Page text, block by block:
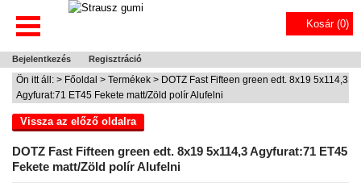
Kosár (0)
Bejelentkezés Regisztráció
Ön itt áll: > Főoldal > Termékek > DOTZ Fast Fifteen green edt. 8x19 5x114,3
Agyfurat:71 ET45 Fekete matt/Zöld polír Alufelni
Vissza az előző oldalra
DOTZ Fast Fifteen green edt. 8x19 5x114,3 Agyfurat:71 ET45
Fekete matt/Zöld polír Alufelni